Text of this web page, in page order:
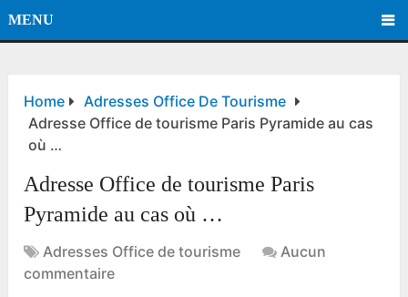
MENU
Home
Adresses Office De Tourisme
Adresse Office de tourisme Paris Pyramide au cas
où …
Adresse Office de tourisme Paris
Pyramide au cas où …
Adresses Office de tourisme
Aucun
commentaire